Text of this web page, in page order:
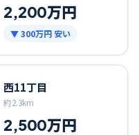
2,200万円
▼300万円 安い
西11丁目
約2.3km
2,500万円